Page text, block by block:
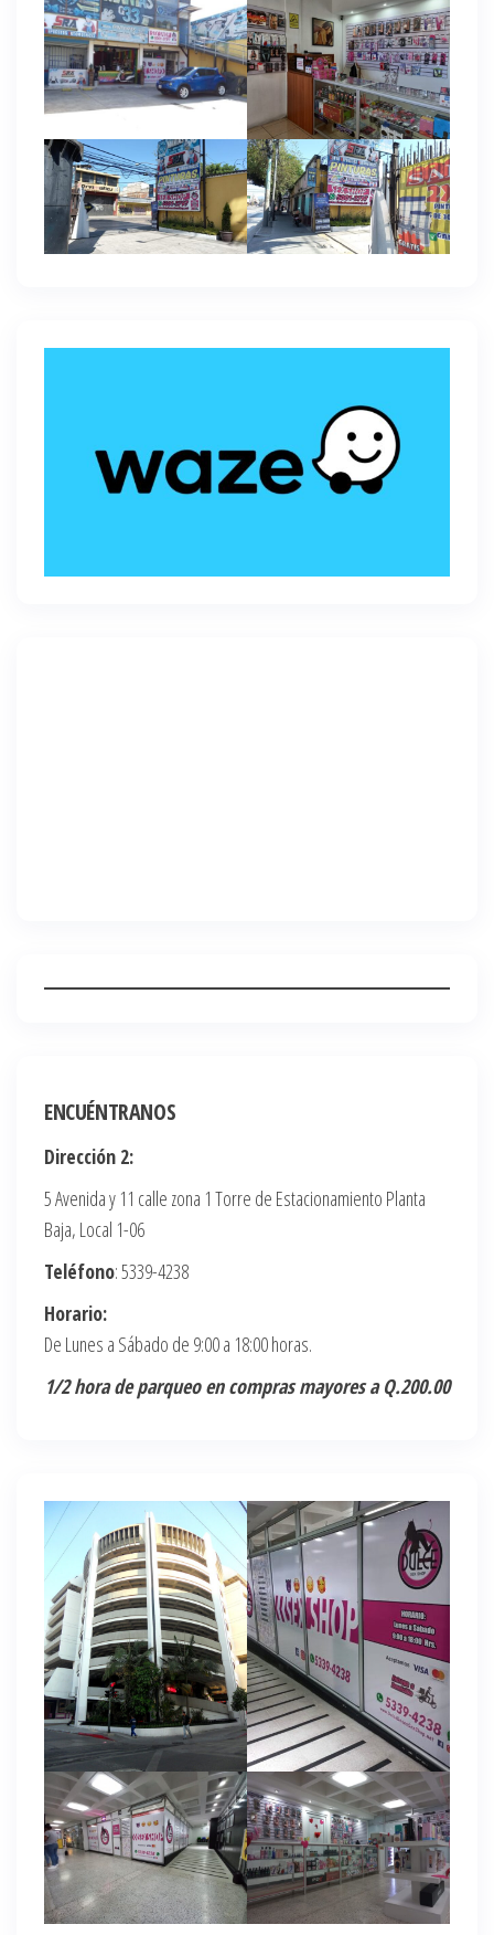
ENCUÉNTRANOS
Dirección 2:
5 Avenida y 11 calle zona 1 Torre de Estacionamiento Planta
Baja, Local 1-06
Teléfono: 5339-4238
Horario:
De Lunes a Sábado de 9:00 a 18:00 horas.
1/2 hora de parqueo en compras mayores a Q.200.00